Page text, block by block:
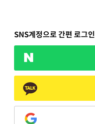
SNS계정으로 간편 로그인